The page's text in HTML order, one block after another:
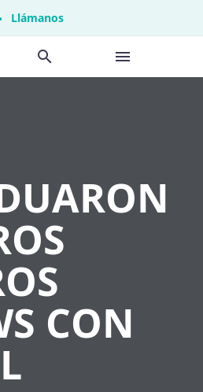
Llámanos
CON